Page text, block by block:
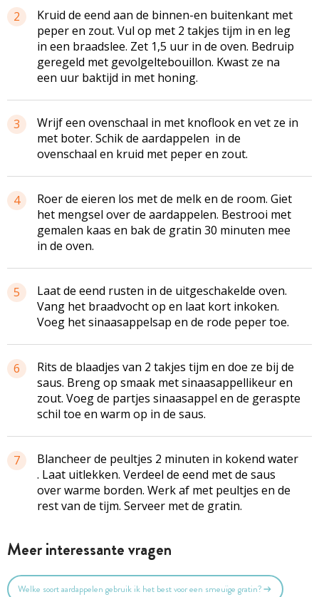
2
Kruid de eend aan de binnen-en buitenkant met
peper en zout. Vul op met 2 takjes tijm in en leg
in een braadslee. Zet 1,5 uur in de oven. Bedruip
geregeld met gevolgeltebouillon. Kwast ze na
een uur baktijd in met honing.
3
Wrijf een ovenschaal in met knoflook en vet ze in
met boter. Schik de aardappelen in de
ovenschaal en kruid met peper en zout.
4
Roer de eieren los met de melk en de room. Giet
het mengsel over de aardappelen. Bestrooi met
gemalen kaas en bak de gratin 30 minuten mee
in de oven.
5
Laat de eend rusten in de uitgeschakelde oven.
Vang het braadvocht op en laat kort inkoken.
Voeg het sinaasappelsap en de rode peper toe.
6
Rits de blaadjes van 2 takjes tijm en doe ze bij de
saus. Breng op smaak met sinaasappellikeur en
zout. Voeg de partjes sinaasappel en de geraspte
schil toe en warm op in de saus.
7
Blancheer de peultjes 2 minuten in kokend water
. Laat uitlekken. Verdeel de eend met de saus
over warme borden. Werk af met peultjes en de
rest van de tijm. Serveer met de gratin.
Meer interessante vragen
Welke soort aardappelen gebruik ik het best voor een smeuïge gratin?